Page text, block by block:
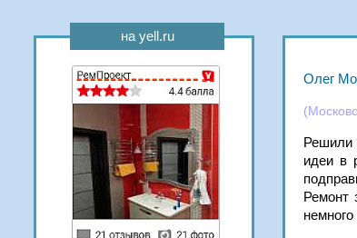
на yell.ru
Олег
Решили
идеи в
Ремонт